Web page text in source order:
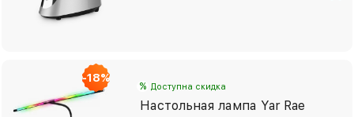
-18%
% Доступна скидка
Настольная лампа Yar Rae